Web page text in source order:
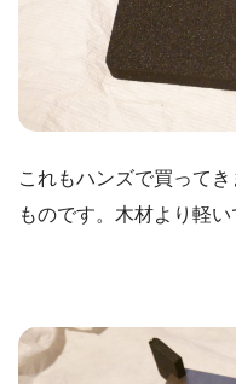
これもハンズで買って
ものです。木材より軽